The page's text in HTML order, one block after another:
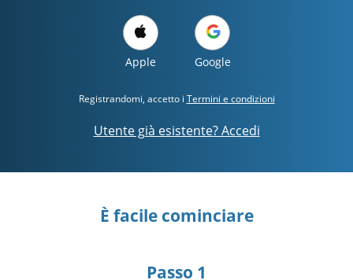
Apple Google
Registrandomi, accetto i Termini e condizioni
Utente già esistente? Accedi
È facile cominciare
Passo 1